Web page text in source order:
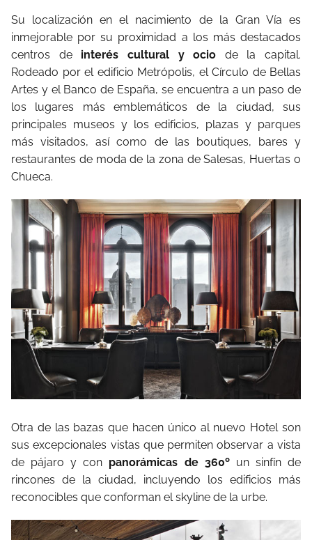
Su localización en el nacimiento de la Gran Vía es
inmejorable por su proximidad a los más destacados
centros de interés cultural y ocio de la capital.
Rodeado por el edificio Metrópolis, el Círculo de Bellas
Artes y el Banco de España, se encuentra a un paso de
los lugares más emblemáticos de la ciudad, sus
principales museos y los edificios, plazas y parques
más visitados, así como de las boutiques, bares y
restaurantes de moda de la zona de Salesas, Huertas o
Chueca.
Otra de las bazas que hacen único al nuevo Hotel son
sus excepcionales vistas que permiten observar a vista
de pájaro y con panorámicas de 360ºun sinfín de
rincones de la ciudad, incluyendo los edificios más
reconocibles que conforman el skyline de la urbe.